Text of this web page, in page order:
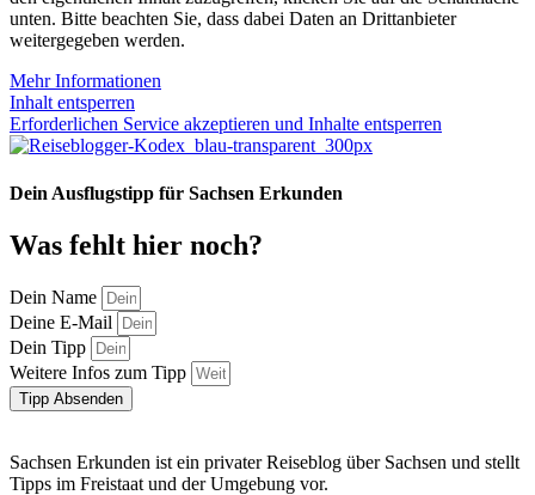
unten. Bitte beachten Sie, dass dabei Daten an Drittanbieter
weitergegeben werden.
Mehr Informationen
Inhalt entsperren
Erforderlichen Service akzeptieren und Inhalte entsperren
Dein Ausflugstipp für Sachsen Erkunden
Was fehlt hier noch?
Dein Name
Deine E-Mail
Dein Tipp
Weitere Infos zum Tipp
Tipp Absenden
Sachsen Erkunden ist ein privater Reiseblog über Sachsen und stellt
Tipps im Freistaat und der Umgebung vor.